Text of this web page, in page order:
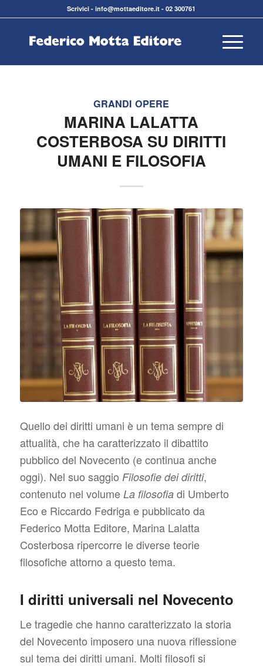
Scrivici -info@mottaeditore.it -02 300761
GRANDI OPERE
MARINA LALATTA
COSTERBOSA SU DIRITTI
UMANI E FILOSOFIA
Quello dei diritti umani è un tema sempre di
attualità, che ha caratterizzato il dibattito
pubblico del Novecento (e continua anche
oggi). Nel suo saggio Filosofie dei diritti,
contenuto nel volume La filosofiadi Umberto
Eco e Riccardo Fedriga e pubblicato da
Federico Motta Editore, Marina Lalatta
Costerbosa ripercorre le diverse teorie
filosofiche attorno a questo tema.
I diritti universali nel Novecento
Le tragedie che hanno caratterizzato la storia
del Novecento imposero una nuova riflessione
sul tema dei diritti umani. Molti filosofi si